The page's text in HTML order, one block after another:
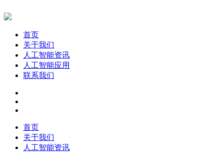
首页
关于我们
人工智能资讯
人工智能应用
联系我们
首页
关于我们
人工智能资讯